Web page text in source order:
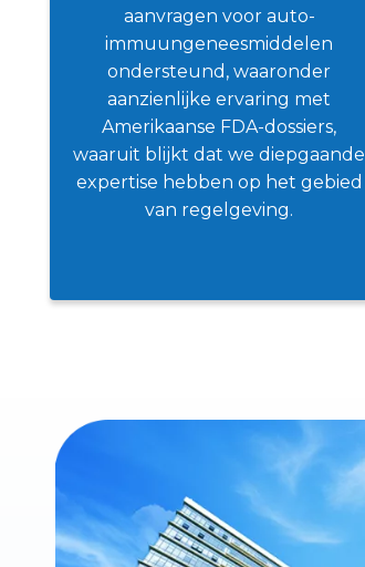
aanvragen voor auto-
immuungeneesmiddelen
ondersteund, waaronder
aanzienlijke ervaring met
Amerikaanse FDA-dossiers,
waaruit blijkt dat we diepgaande
expertise hebben op het gebied
van regelgeving.